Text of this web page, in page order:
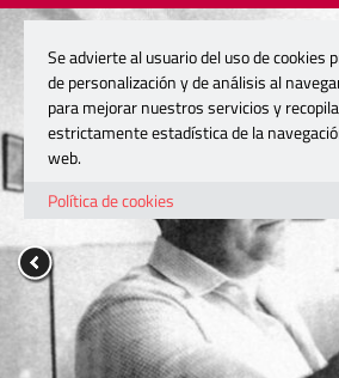
Se advierte al usuario del uso de cookies
de personalización y de análisis al
para mejorar nuestros servicios y
estrictamente estadística de la
web.
Política de cookies